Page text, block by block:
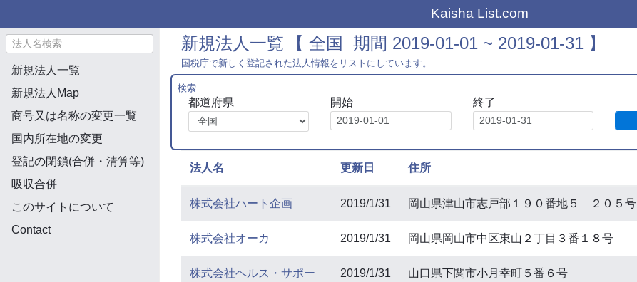
Kaisha List.com
新規法人一覧
新規法人Map
商号又は名称の変更一覧
国内所在地の変更
登記の閉鎖(合併・清算等)
吸収合併
このサイトについて
Contact
新規法人一覧 【 全国 期間 2019-01-01 ~ 2019-01-31 】
国税庁で新しく登記された法人情報をリストにしています。
検索
都道府県 開始 終了
法人名 更新日 住所
株式会社ハート企画 2019/1/31 岡山県津山市志戸部１９０番地５ ２０５号
株式会社オーカ 2019/1/31 岡山県岡山市中区東山２丁目３番１８号
株式会社ヘルス・サポー
2019/1/31 山口県下関市小月幸町５番６号